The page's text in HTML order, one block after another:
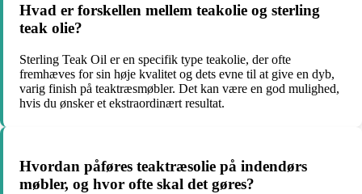
Hvad er forskellen mellem teakolie og sterling
teak olie?
Sterling Teak Oil er en specifik type teakolie, der ofte
fremhæves for sin høje kvalitet og dets evne til at give en dyb,
varig finish på teaktræsmøbler. Det kan være en god mulighed,
hvis du ønsker et ekstraordinært resultat.
Hvordan påføres teaktræsolie på indendørs
møbler, og hvor ofte skal det gøres?